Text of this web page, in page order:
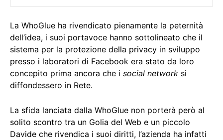
La WhoGlue ha rivendicato pienamente la peternità
dell’idea, i suoi portavoce hanno sottolineato che il
sistema per la protezione della privacy in sviluppo
presso i laboratori di Facebook era stato da loro
concepito prima ancora che i social network si
diffondessero in Rete.
La sfida lanciata dalla WhoGlue non porterà però al
solito scontro tra un Golia del Web e un piccolo
Davide che rivendica i suoi diritti, l’azienda ha infatti